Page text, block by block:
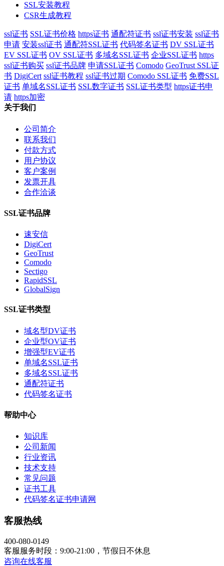
SSL安装教程
CSR生成教程
ssl证书 SSL证书价格 https证书 通配符证书 ssl证书安装 ssl证书
申请 安装ssl证书 通配符SSL证书 代码签名证书 DV SSL证书
EV SSL证书 OV SSL证书 多域名SSL证书 企业SSL证书 https
ssl证书购买 ssl证书品牌 申请SSL证书 Comodo GeoTrust SSL证
书 DigiCert ssl证书教程 ssl证书过期 Comodo SSL证书 免费SSL
证书 单域名SSL证书 SSL数字证书 SSL证书类型 https证书申
请 https加密
关于我们
公司简介
联系我们
付款方式
用户协议
客户案例
发票开具
合作洽谈
SSL证书品牌
速安信
DigiCert
GeoTrust
Comodo
Sectigo
RapidSSL
GlobalSign
SSL证书类型
域名型DV证书
企业型OV证书
增强型EV证书
单域名SSL证书
多域名SSL证书
通配符证书
代码签名证书
帮助中心
知识库
公司新闻
行业资讯
技术支持
常见问题
证书工具
代码签名证书申请网
客服热线
400-080-0149
客服服务时段：9:00-21:00，节假日不休息
咨询在线客服